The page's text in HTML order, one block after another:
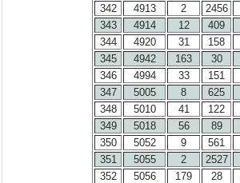
342
4913 2 2456
343
4914 12 409
344
4920 31 158
345
4942 163 30
346
4994 33 151
347
5005 8 625
348
5010 41 122
349
5018 56 89
350
5052 9 561
351
5055 2 2527
352
5056 179 28